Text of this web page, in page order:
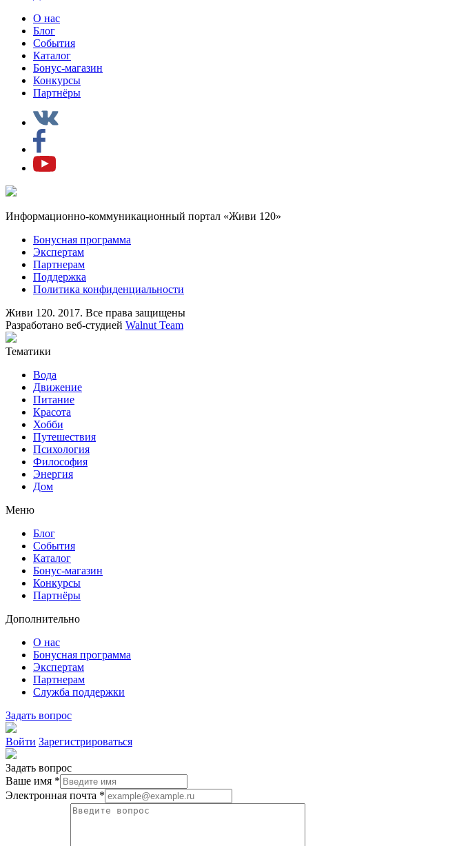
О нас
Блог
События
Каталог
Бонус-магазин
Конкурсы
Партнёры
Информационно-коммуникационный портал «Живи 120»
Бонусная программа
Экспертам
Партнерам
Поддержка
Политика конфиденциальности
Живи 120. 2017. Все права защищены
Разработано веб-студией Walnut Team
Тематики
Вода
Движение
Питание
Красота
Хобби
Путешествия
Психология
Философия
Энергия
Дом
Меню
Блог
События
Каталог
Бонус-магазин
Конкурсы
Партнёры
Дополнительно
О нас
Бонусная программа
Экспертам
Партнерам
Служба поддержки
Задать вопрос
Войти Зарегистрироваться
Задать вопрос
Ваше имя *
Электронная почта *